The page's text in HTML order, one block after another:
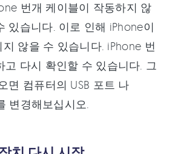
번개 케이블이 작동하지 않
있습니다. 이로 인해 iPhone이
않을 수 있습니다. iPhone 번
고 다시 확인할 수 있습니다. 그
면 컴퓨터의 USB 포트 나
변경해보십시오.